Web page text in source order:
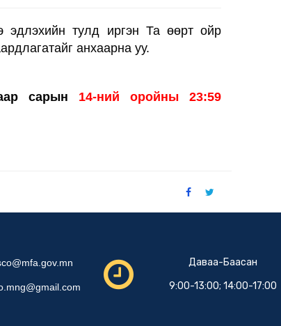
эдлэхийн тулд иргэн Та өөрт ойр
анхаарна уу.
сарын 14-ний оройны 23:59
Даваа-Баасан
9:00-13:00; 14:00-17:00